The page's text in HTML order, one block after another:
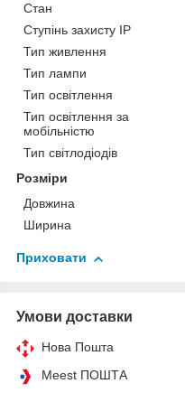
Стан
Ступінь захисту IP
Тип живлення
Тип лампи
Тип освітлення
Тип освітлення за
мобільністю
Тип світлодіодів
Розміри
Довжина
Ширина
Приховати
Умови доставки
Нова Пошта
Meest ПОШТА